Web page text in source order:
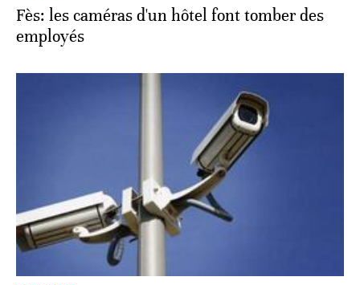
Fès: les caméras d'un hôtel font tomber des
employés